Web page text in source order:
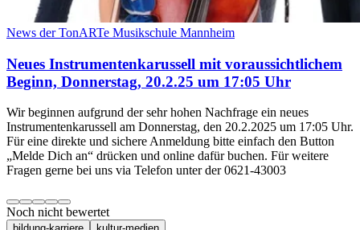
News der TonARTe Musikschule Mannheim
Neues Instrumentenkarussell mit voraussichtlichem
Beginn, Donnerstag, 20.2.25 um 17:05 Uhr
Wir beginnen aufgrund der sehr hohen Nachfrage ein neues
Instrumentenkarussell am Donnerstag, den 20.2.2025 um 17:05 Uhr.
Für eine direkte und sichere Anmeldung bitte einfach den Button
„Melde Dich an“ drücken und online dafür buchen. Für weitere
Fragen gerne bei uns via Telefon unter der 0621-43003
Noch nicht bewertet